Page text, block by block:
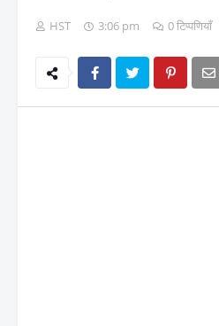
HST 3:06 pm 0 टिप्पणियाँ